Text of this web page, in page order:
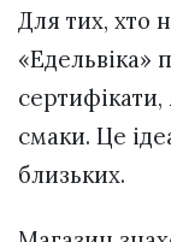
Для тих, хто
«Едельвіка»
сертифікати,
смаки. Це
близьких.